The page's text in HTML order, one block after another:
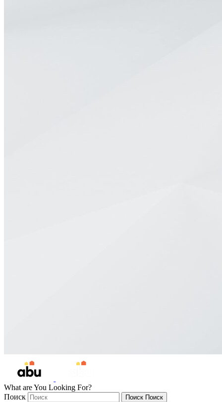
What are You Looking For?
Поиск
Поиск Поиск